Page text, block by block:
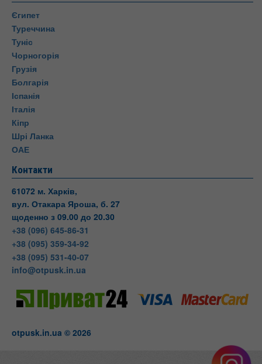
Єгипет
Туреччина
Туніс
Чорногорія
Грузія
Болгарія
Іспанія
Італія
Кіпр
Шрі Ланка
ОАЕ
Контакти
61072 м. Харків,
вул. Отакара Яроша, б. 27
щоденно з 09.00 до 20.30
+38 (096) 645-86-31
+38 (095) 359-34-92
+38 (095) 531-40-07
info@otpusk.in.ua
otpusk.in.ua © 2026